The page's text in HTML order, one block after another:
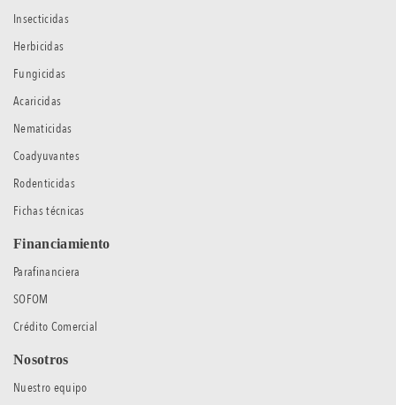
Insecticidas
Herbicidas
Fungicidas
Acaricidas
Nematicidas
Coadyuvantes
Rodenticidas
Fichas técnicas
Financiamiento
Parafinanciera
SOFOM
Crédito Comercial
Nosotros
Nuestro equipo